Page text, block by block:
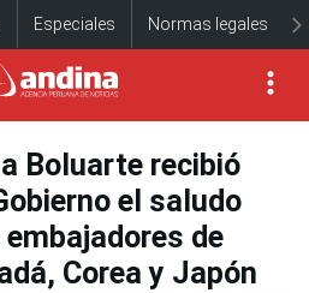
Especiales Normas legales
Boluarte recibió
el saludo
de
Corea y Japón